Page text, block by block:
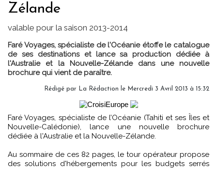
Zélande
valable pour la saison 2013-2014
Faré Voyages, spécialiste de l'Océanie étoffe le catalogue
de ses destinations et lance sa production dédiée à
l'Australie et la Nouvelle-Zélande dans une nouvelle
brochure qui vient de paraître.
Rédigé par La Rédaction le Mercredi 3 Avril 2013 à 15:32
Faré Voyages, spécialiste de l’Océanie (Tahiti et ses Îles et
Nouvelle-Calédonie), lance une nouvelle brochure
dédiée à l'Australie et la Nouvelle-Zélande.
Au sommaire de ces 82 pages, le tour opérateur propose
des solutions d'hébergements pour les budgets serrés